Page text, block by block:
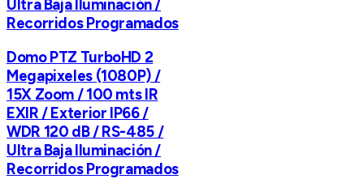
Ultra Baja Iluminación /
Recorridos Programados
Domo PTZ TurboHD 2
Megapixeles (1080P) /
15X Zoom / 100 mts IR
EXIR / Exterior IP66 /
WDR 120 dB / RS-485 /
Ultra Baja Iluminación /
Recorridos Programados